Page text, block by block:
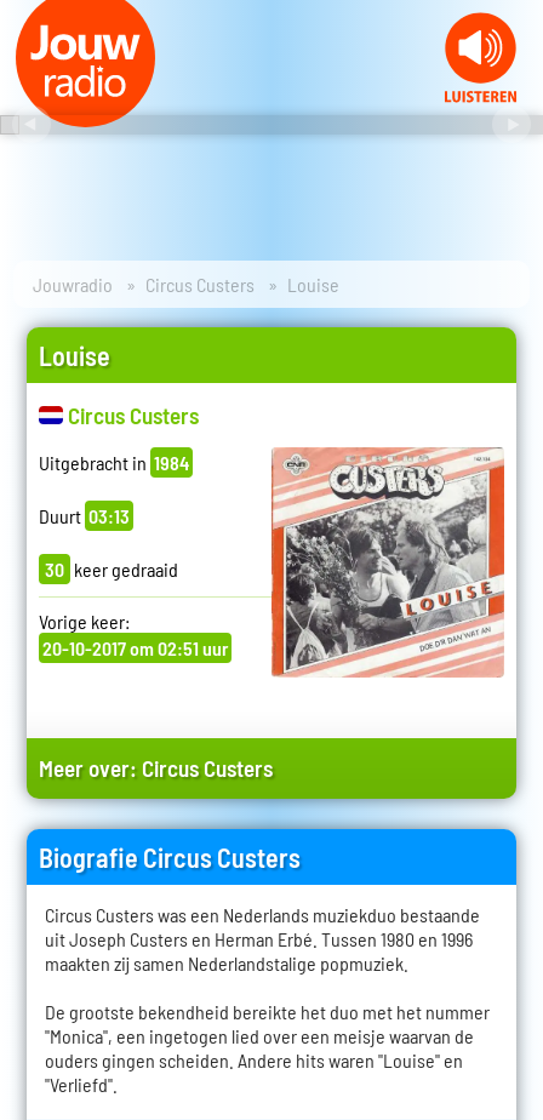
Jouwradio Circus Custers Louise
Louise
Circus Custers
Uitgebracht in 1984
Duurt 03:13
30 keer gedraaid
Vorige keer:
20-10-2017 om 02:51 uur
Meer over: Circus Custers
Biografie Circus Custers
Circus Custers was een Nederlands muziekduo bestaande
uit Joseph Custers en Herman Erbé. Tussen 1980 en 1996
maakten zij samen Nederlandstalige popmuziek.
De grootste bekendheid bereikte het duo met het nummer
"Monica", een ingetogen lied over een meisje waarvan de
ouders gingen scheiden. Andere hits waren "Louise" en
"Verliefd".